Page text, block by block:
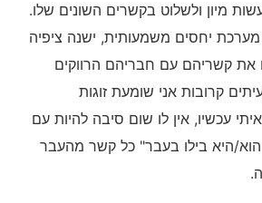
מיון ולשלוט בקשרים השונים שלו.
יחסים משמעותית, ישנה ציפיה
את קשריהם עם חבריהם הרווקים
קרובות אני שומעת זוגות
עכשיו, אין לו שום סיבה להיות עם
היא בילו בעבר" כל קשר מהעבר